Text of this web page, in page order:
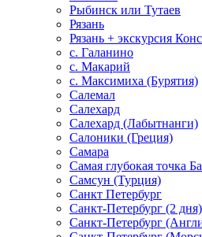
Рыбинск или Тутаев
Рязань
Рязань + экскурсия
с. Галанино
с. Макарий
с. Максимиха (Бурятия)
Салемал
Салехард
Салехард (Лабытнанги)
Салоники (Греция)
Самара
Самая глубокая точка
Самсун (Турция)
Санкт Петербург
Санкт-Петербург (2 дня)
Санкт-Петербург